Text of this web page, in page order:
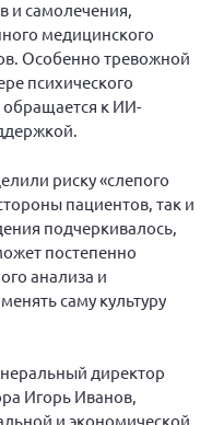
работы
тренинг
реалии" (26-
и самолечения,
медицинского
Особенно тревожной
психического
обращается к ИИ-
риску «слепого
пациентов, так и
подчеркивалось,
постепенно
анализа и
саму культуру
директор
Игорь Иванов,
и экономической